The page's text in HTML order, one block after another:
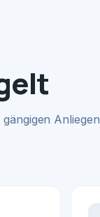
Anliegen